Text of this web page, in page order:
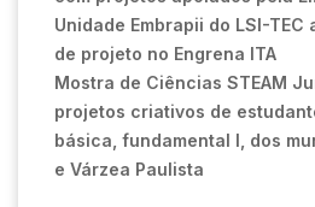
Unidade Embrapii do LSI-
de projeto no Engrena ITA
Mostra de Ciências STEAM
projetos criativos de
básica, fundamental I, dos
e Várzea Paulista